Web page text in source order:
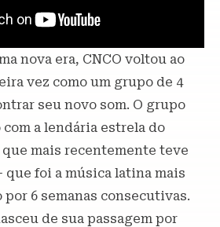
nova era, CNCO voltou ao
vez como um grupo de 4
seu novo som. O grupo
a lendária estrela do
que mais recentemente teve
que foi a música latina mais
6 semanas consecutivas.
de sua passagem por